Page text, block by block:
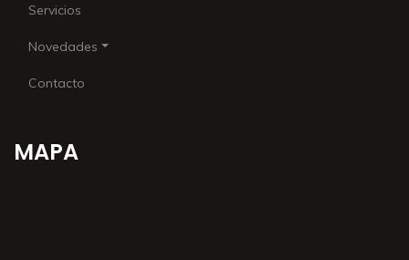
Servicios
Novedades
Contacto
MAPA